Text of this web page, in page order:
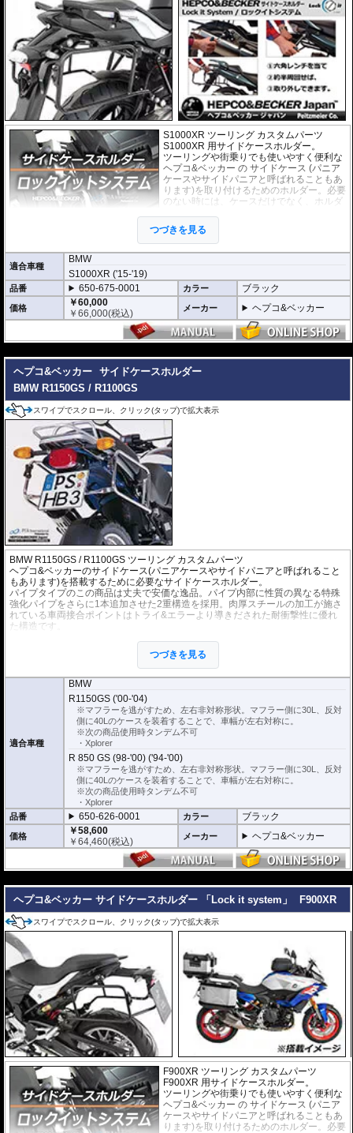
S1000XR ツーリング カスタムパーツ
S1000XR 用サイドケースホルダー。
ツーリングや街乗りでも使いやすく便利な
ヘプコ&ベッカー のサイドケース (パニア
ケースやサイドパニアと呼ばれることもあ
ります)を取り付けるためのホルダー。必要
のない時には、ケースだけでなく、ホルダ
「ロックイットシステム」を採用していま
す。
使わないときは簡単に取り外すことがで
き、車体を軽くできます。ツーリングや街乗りに合わせて使いやすく便利だと
好評です。
フレームはパイプ内部に性質の異なる特殊強化パイプをさらに1本追加させた2
重構造を採用。堅牢且つ利便性に優れた商品です。
高耐久パウダー塗装仕上げ。
※ケースのラインナップはこちらからご確認ください
※サイドケースホルダー用アダプターはケースに付属しています。 詳細はこ
ちら
つづきを見る
適合車種
BMW
S1000XR ('15-'19)
品番 650-675-0001 カラー ブラック
価格
￥60,000
￥66,000(税込) メーカー ヘプコ&ベッカー
ヘプコ&ベッカー
サイドケースホルダー
BMW R1150GS / R1100GS
スワイプでスクロール、クリック(タップ)で拡大表示
BMW R1150GS / R1100GS ツーリング カスタムパーツ
ヘプコ&ベッカーのサイドケース(パニアケースやサイドパニアと呼ばれること
もあります)を搭載するために必要なサイドケースホルダー。
パイプタイプのこの商品は丈夫で安価な逸品。パイプ内部に性質の異なる特殊
強化パイプをさらに1本追加させた2重構造を採用。肉厚スチールの加工が施さ
れている車両接合ポイントはトライ&エラーより導きだされた耐衝撃性に優れ
た構造です。
※こちらのサイドケースホルダーはLock it system機構は御座いません。
※ケースのラインナップはこちらからご確認ください
※サイドケースホルダー用アダプターはケースに付属しています。 詳細はこ
つづきを見る
適合車種
BMW
R1150GS ('00-'04)
※マフラーを逃がすため、左右非対称形状。マフラー側に30L、反対
側に40Lのケースを装着することで、車幅が左右対称に。
※次の商品使用時タンデム不可
・Xplorer
R 850 GS (98-'00) ('94-'00)
※マフラーを逃がすため、左右非対称形状。マフラー側に30L、反対
側に40Lのケースを装着することで、車幅が左右対称に。
※次の商品使用時タンデム不可
・Xplorer
品番
650-626-0001 カラー ブラック
価格
￥58,600
￥64,460(税込) メーカー ヘプコ&ベッカー
ヘプコ&ベッカー サイドケースホルダー 「Lock it system」 F900XR
スワイプでスクロール、クリック(タップ)で拡大表示
F900XR ツーリング カスタムパーツ
F900XR 用サイドケースホルダー。
ツーリングや街乗りでも使いやすく便利な
ヘプコ&ベッカー のサイドケース (パニア
ケースやサイドパニアと呼ばれることもあ
ります)を取り付けるためのホルダー。必要